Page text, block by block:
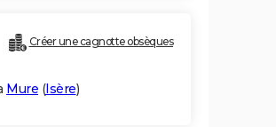
Créer une cagnotte obsèques
Mure (Isère)